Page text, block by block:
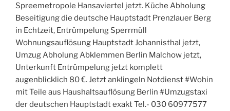
Spreemetropole Hansaviertel jetzt. Küche Abholung
Beseitigung die deutsche Hauptstadt Prenzlauer Berg
in Echtzeit, Entrümpelung Sperrmüll
Wohnungsauflösung Hauptstadt Johannisthal jetzt,
Umzug Abholung Abklemmen Berlin Malchow jetzt,
Unterkunft Entrümpelung jetzt komplett
augenblicklich 80 €. Jetzt anklingeln Notdienst #Wohin
mit Teile aus Haushaltsauflösung Berlin #Umzugstaxi
der deutschen Hauptstadt exakt Tel.- 030 60977577